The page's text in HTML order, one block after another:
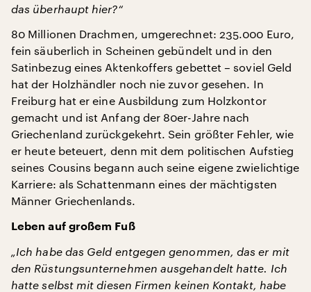
das überhaupt hier?“
80 Millionen Drachmen, umgerechnet: 235.000 Euro,
fein säuberlich in Scheinen gebündelt und in den
Satinbezug eines Aktenkoffers gebettet – soviel Geld
hat der Holzhändler noch nie zuvor gesehen. In
Freiburg hat er eine Ausbildung zum Holzkontor
gemacht und ist Anfang der 80er-Jahre nach
Griechenland zurückgekehrt. Sein größter Fehler, wie
er heute beteuert, denn mit dem politischen Aufstieg
seines Cousins begann auch seine eigene zwielichtige
Karriere: als Schattenmann eines der mächtigsten
Männer Griechenlands.
Leben auf großem Fuß
„Ich habe das Geld entgegen genommen, das er mit
den Rüstungsunternehmen ausgehandelt hatte. Ich
hatte selbst mit diesen Firmen keinen Kontakt, habe